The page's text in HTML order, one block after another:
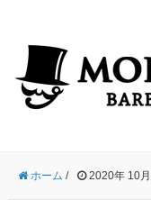
ホーム / 2020年 10月